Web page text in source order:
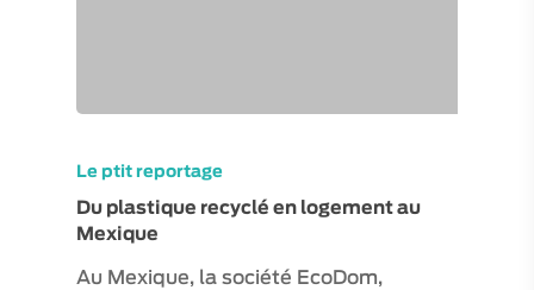
Le ptit reportage
Du plastique recyclé en logement au
Mexique
Au Mexique, la société EcoDom,